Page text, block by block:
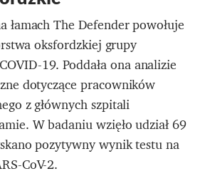
łamach The Defender powołuje
oksfordzkiej grupy
19. Poddała ona analizie
dotyczące pracowników
z głównych szpitali
W badaniu wzięło udział 69
pozytywny wynik testu na
CoV-2.